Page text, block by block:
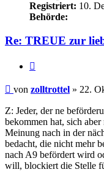
Registriert: 10.
Behörde:
Re: TREUE zur
Beitrag
von zolltrottel » 22.
Z: Jeder, der ne
bekommen hat, sich
Meinung nach in der
bedacht, die nicht mehr
nach A9 befördert wird
will, blockiert die Stelle